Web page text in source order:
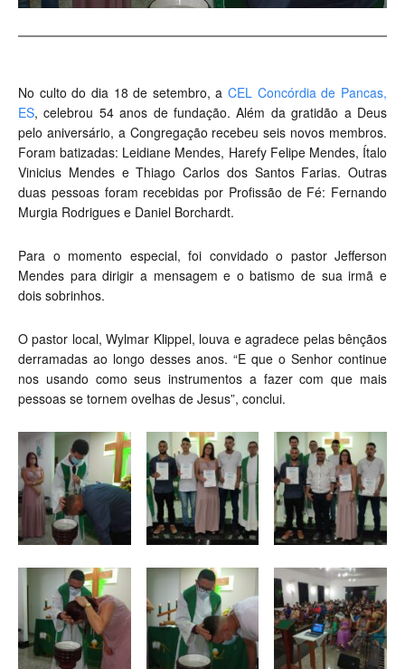
No culto do dia 18 de setembro, aCEL Concórdia de Pancas,
ES, celebrou 54 anos de fundação. Além da gratidão a Deus
pelo aniversário, a Congregação recebeu seis novos membros.
Foram batizadas: Leidiane Mendes, Harefy Felipe Mendes, Ítalo
Vinicius Mendes e Thiago Carlos dos Santos Farias. Outras
duas pessoas foram recebidas por Profissão de Fé: Fernando
Murgia Rodrigues e Daniel Borchardt.
Para o momento especial, foi convidado o pastor Jefferson
Mendes para dirigir a mensagem e o batismo de sua irmã e
dois sobrinhos.
O pastor local, Wylmar Klippel, louva e agradece pelas bênçãos
derramadas ao longo desses anos. “E que o Senhor continue
nos usando como seus instrumentos a fazer com que mais
pessoas se tornem ovelhas de Jesus”, conclui.